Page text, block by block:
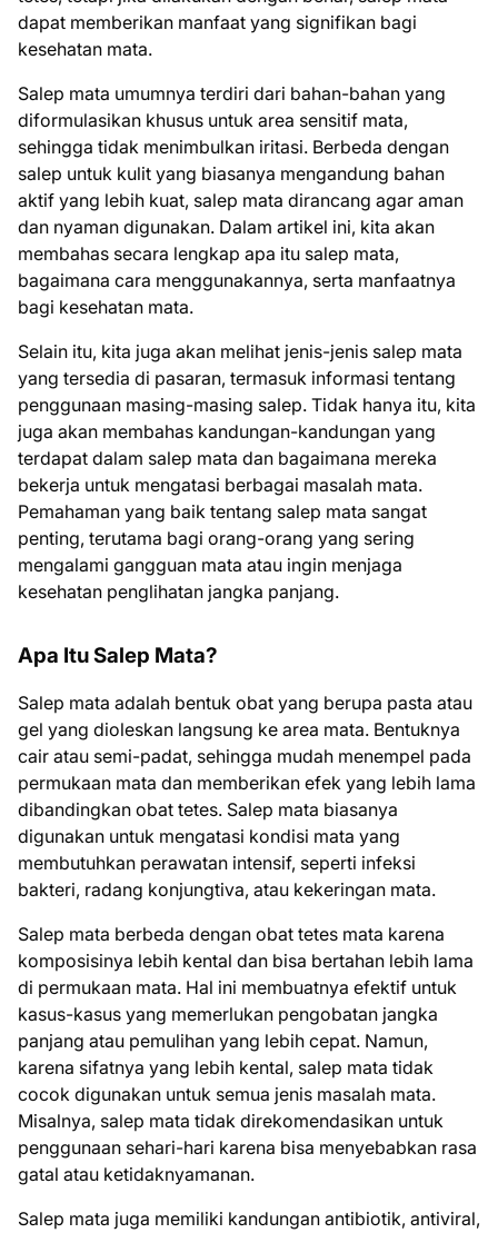
dapat memberikan manfaat yang signifikan bagi
kesehatan mata.
Salep mata umumnya terdiri dari bahan-bahan yang
diformulasikan khusus untuk area sensitif mata,
sehingga tidak menimbulkan iritasi. Berbeda dengan
salep untuk kulit yang biasanya mengandung bahan
aktif yang lebih kuat, salep mata dirancang agar aman
dan nyaman digunakan. Dalam artikel ini, kita akan
membahas secara lengkap apa itu salep mata,
bagaimana cara menggunakannya, serta manfaatnya
bagi kesehatan mata.
Selain itu, kita juga akan melihat jenis-jenis salep mata
yang tersedia di pasaran, termasuk informasi tentang
penggunaan masing-masing salep. Tidak hanya itu, kita
juga akan membahas kandungan-kandungan yang
terdapat dalam salep mata dan bagaimana mereka
bekerja untuk mengatasi berbagai masalah mata.
Pemahaman yang baik tentang salep mata sangat
penting, terutama bagi orang-orang yang sering
mengalami gangguan mata atau ingin menjaga
kesehatan penglihatan jangka panjang.
Apa Itu Salep Mata?
Salep mata adalah bentuk obat yang berupa pasta atau
gel yang dioleskan langsung ke area mata. Bentuknya
cair atau semi-padat, sehingga mudah menempel pada
permukaan mata dan memberikan efek yang lebih lama
dibandingkan obat tetes. Salep mata biasanya
digunakan untuk mengatasi kondisi mata yang
membutuhkan perawatan intensif, seperti infeksi
bakteri, radang konjungtiva, atau kekeringan mata.
Salep mata berbeda dengan obat tetes mata karena
komposisinya lebih kental dan bisa bertahan lebih lama
di permukaan mata. Hal ini membuatnya efektif untuk
kasus-kasus yang memerlukan pengobatan jangka
panjang atau pemulihan yang lebih cepat. Namun,
karena sifatnya yang lebih kental, salep mata tidak
cocok digunakan untuk semua jenis masalah mata.
Misalnya, salep mata tidak direkomendasikan untuk
penggunaan sehari-hari karena bisa menyebabkan rasa
gatal atau ketidaknyamanan.
Salep mata juga memiliki kandungan antibiotik, antiviral,